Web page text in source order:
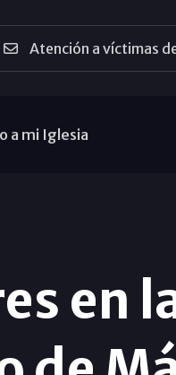
Atención a víctimas
a mi Iglesia
en